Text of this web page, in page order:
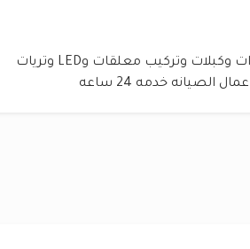
كهربائي منازل تمديدات وسحب ويرات وكبلات وتركيب معلقات وLED وتريات
خدمه 24 ساعه